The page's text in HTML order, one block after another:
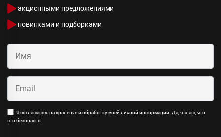
акционными предложениями
новинками и подборками
Я соглашаюсь на хранение и обработку моей личной информации. Да, я знаю, что
это безопасно.